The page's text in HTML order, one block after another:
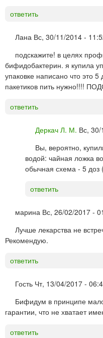
ответить
Лана Вс, 30/11/2014 -
подскажите! в целях
бифидобактерин. я купила
упаковке написано что это
пакетиков пить нужно!!!!
ответить
Деркач Л. М. Вс,
Вы, вероятно,
водой: чайная ложка
обычная схема - 5 доз
ответить
марина Вс, 26/02/2017 -
Лучше лекарства не
Рекомендую.
ответить
Гость Чт, 13/04/2017 -
Бифидум в принципе
гарантии, что не хватает
ответить